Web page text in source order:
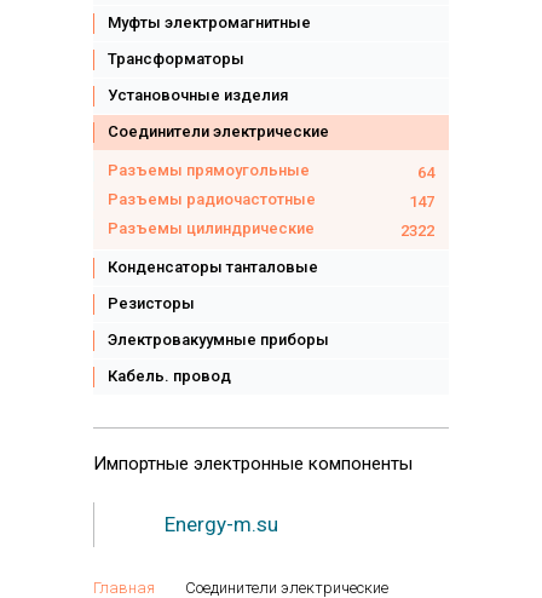
Муфты электромагнитные
Трансформаторы
Установочные изделия
Соединители электрические
Разъемы прямоугольные
64
Разъемы радиочастотные
147
Разъемы цилиндрические
2322
Конденсаторы танталовые
Резисторы
Электровакуумные приборы
Кабель. провод
Импортные электронные компоненты
Energy-m.su
Главная Соединители электрические